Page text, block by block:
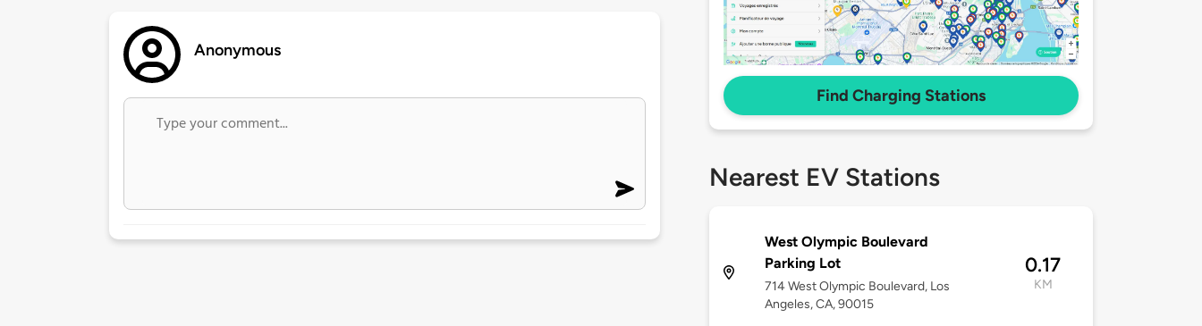
Anonymous
Find Charging Stations
Nearest EV Stations
West Olympic Boulevard
Parking Lot
714 West Olympic Boulevard, Los
Angeles, CA, 90015
0.17
KM